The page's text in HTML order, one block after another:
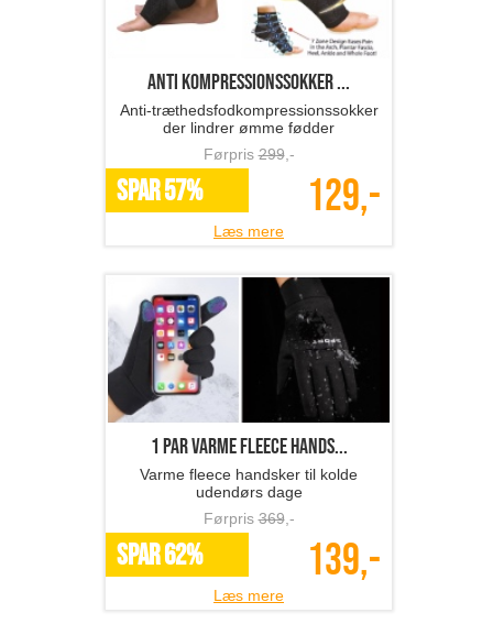
anti kompressionssokker ...
Anti-træthedsfodkompressionssokker
der lindrer ømme fødder
Førpris299,-
SPAR 57% 129,-
Læs mere
1 par varme fleece hands...
Varme fleece handsker til kolde
udendørs dage
Førpris369,-
SPAR 62% 139,-
Læs mere